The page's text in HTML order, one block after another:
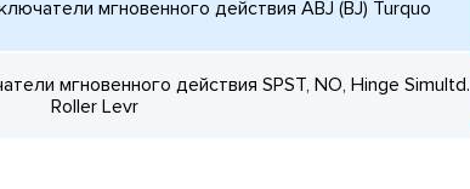
мгновенного действия ABJ (BJ) Turquo
мгновенного действия SPST, NO, Hinge Simultd.
Roller Levr